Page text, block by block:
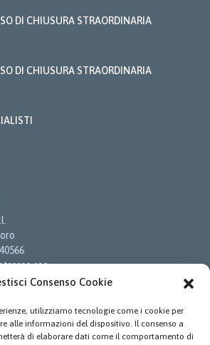
Consenso Cookie
utilizziamo tecnologie come i cookie per
alle informazioni del dispositivo. Il consenso a
di elaborare dati come il comportamento di
DI CHIUSURA STRAORDINARIA
DI CHIUSURA STRAORDINARIA
snc
Salute